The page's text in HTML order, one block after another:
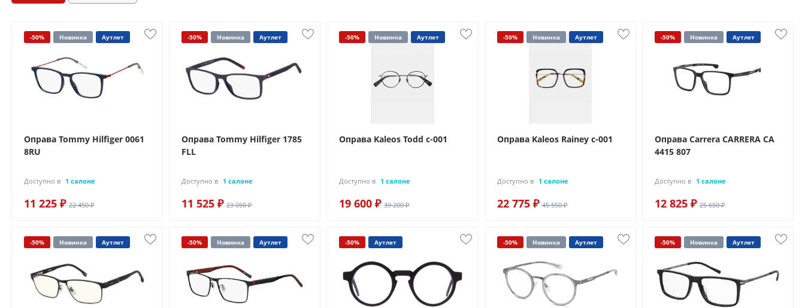
-50% Новинка Аутлет
Оправа Tommy Hilfiger 0061
8RU
Доступно в 1 салоне
11 225 ₽ 22 450 ₽
-50% Новинка Аутлет
Оправа Tommy Hilfiger 1785
FLL
Доступно в 1 салоне
11 525 ₽ 23 050 ₽
-50% Новинка Аутлет
Оправа Kaleos Todd c-001
Доступно в 1 салоне
19 600 ₽ 39 200 ₽
-50% Новинка Аутлет
Оправа Kaleos Rainey c-001
Доступно в 1 салоне
22 775 ₽ 45 550 ₽
-50% Новинка Аутлет
Оправа Carrera CARRERA CA
4415 807
Доступно в 1 салоне
12 825 ₽ 25 650 ₽
-50% Новинка Аутлет -50% Новинка Аутлет -50% Аутлет -50% Новинка Аутлет -50% Новинка Аутлет